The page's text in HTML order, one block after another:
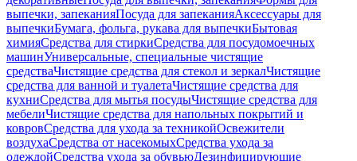
выпечки, запеканияПосуда для запеканияАксессуары для
выпечкиБумага, фольга, рукава для выпечкиБытовая
химияСредства для стиркиСредства для посудомоечных
машинУниверсальные, специальные чистящие
средстваЧистящие средства для стекол и зеркалЧистящие
средства для ванной и туалетаЧистящие средства для
кухниСредства для мытья посудыЧистящие средства для
мебелиЧистящие средства для напольных покрытий и
ковровСредства для ухода за техникойОсвежители
воздухаСредства от насекомыхСредства ухода за
одеждойСредства ухода за обувьюДезинфицирующие